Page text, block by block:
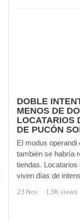
DOBLE
MENOS DE
LOCATARIOS
DE PUCÓN
El modus operandi
también se habría
tiendas.
viven días de
23 Nov 1.3K views